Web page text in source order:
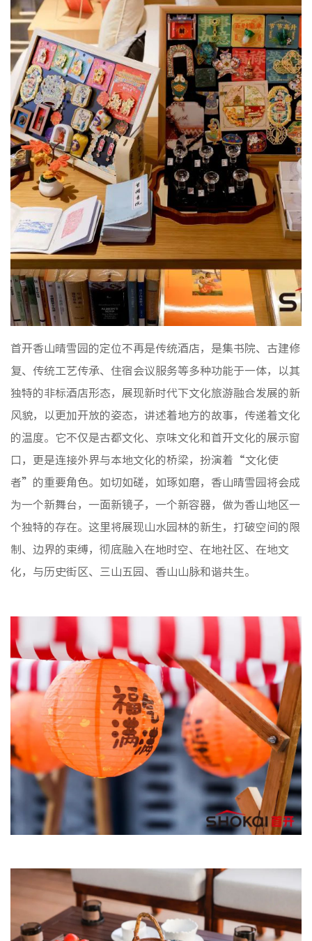
首开香山晴雪园的定位不再是传统酒店，是集书院、古建修
复、传统工艺传承、住宿会议服务等多种功能于一体，以其
独特的非标酒店形态，展现新时代下文化旅游融合发展的新
风貌，以更加开放的姿态，讲述着地方的故事，传递着文化
的温度。它不仅是古都文化、京味文化和首开文化的展示窗
口，更是连接外界与本地文化的桥梁，扮演着“文化使
者”的重要角色。如切如磋，如琢如磨，香山晴雪园将会成
为一个新舞台，一面新镜子，一个新容器，做为香山地区一
个独特的存在。这里将展现山水园林的新生，打破空间的限
制、边界的束缚，彻底融入在地时空、在地社区、在地文
化，与历史街区、三山五园、香山山脉和谐共生。